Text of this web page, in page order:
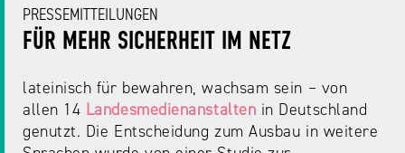
Roadshow
gegen
Desinformation
Safer
Internet
PRESSEMITTEILUNGEN
FÜR MEHR SICHERHEIT IM NETZ
lateinisch für bewahren, wachsam sein – von
allen 14 Landesmedienanstalten in Deutschland
genutzt. Die Entscheidung zum Ausbau in weitere